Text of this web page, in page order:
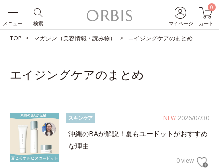
マイページ
0
カート
検索
メニュー
TOP マガジン（美容情報・読み物） エイジングケアのまとめ
エイジングケアのまとめ
NEW 2026/07/30
スキンケア
沖縄のBAが解説！夏もユードットがおすすめ
な理由
0 view